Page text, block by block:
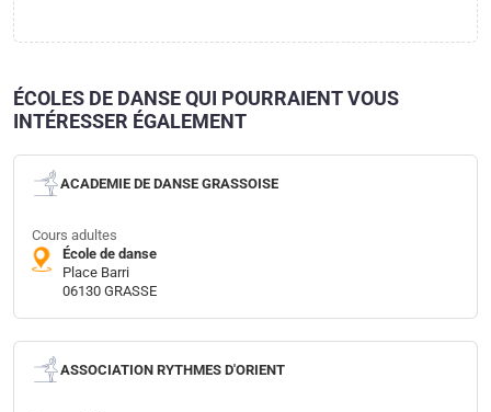
ÉCOLES DE DANSE QUI POURRAIENT VOUS
INTÉRESSER ÉGALEMENT
ACADEMIE DE DANSE GRASSOISE
Cours adultes
École de danse
Place Barri
06130 GRASSE
ASSOCIATION RYTHMES D'ORIENT